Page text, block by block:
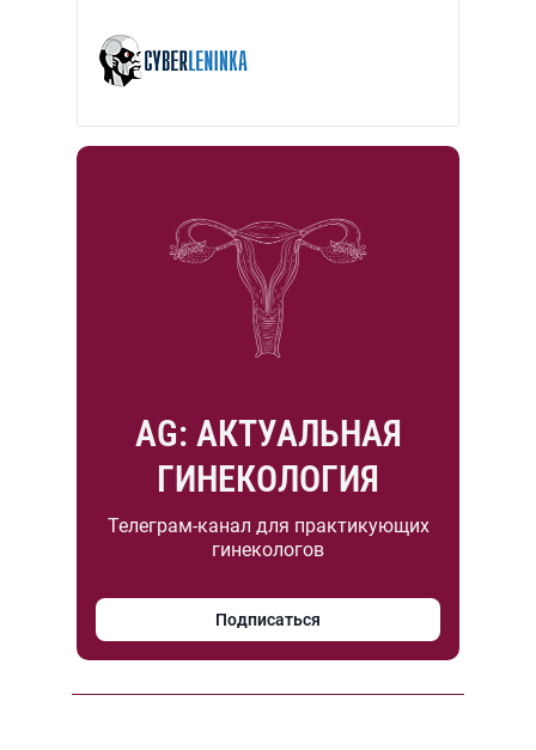
AG: АКТУАЛЬНАЯ
ГИНЕКОЛОГИЯ
Телеграм-канал для практикующих
гинекологов
Подписаться